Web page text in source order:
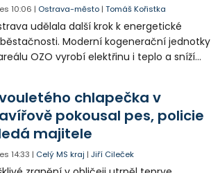
10:06 | Ostrava-město |Tomáš Kořistka
udělala další krok k energetické
Moderní kogenerační jednotky
OZO vyrobí elektřinu i teplo a sníží
chlapečka v
pokousal pes, policie
majitele
14:33 | Celý MS kraj |Jiří Cileček